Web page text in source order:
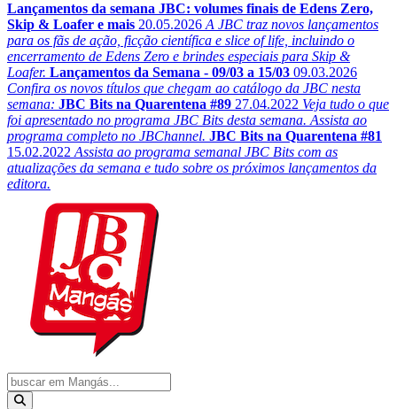
Lançamentos da semana JBC: volumes finais de Edens Zero,
Skip & Loafer e mais 20.05.2026 A JBC traz novos lançamentos
para os fãs de ação, ficção científica e slice of life, incluindo o
encerramento de Edens Zero e brindes especiais para Skip &
Loafer. Lançamentos da Semana - 09/03 a 15/03 09.03.2026
Confira os novos títulos que chegam ao catálogo da JBC nesta
semana: JBC Bits na Quarentena #89 27.04.2022 Veja tudo o que
foi apresentado no programa JBC Bits desta semana. Assista ao
programa completo no JBChannel. JBC Bits na Quarentena #81
15.02.2022 Assista ao programa semanal JBC Bits com as
atualizações da semana e tudo sobre os próximos lançamentos da
editora.